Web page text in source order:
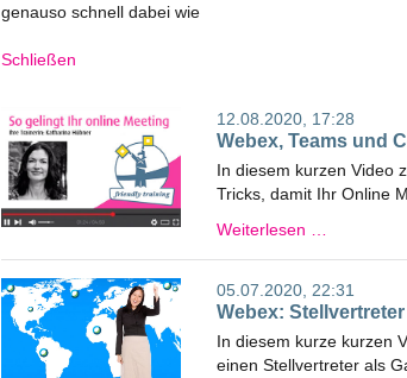
genauso schnell dabei wie
Schließen
12.08.2020, 17:28
Webex, Teams und
In diesem kurzen Video
Tricks, damit Ihr Online
Weiterlesen …
05.07.2020, 22:31
Webex:
In diesem kurze kurzen
einen Stellvertreter als